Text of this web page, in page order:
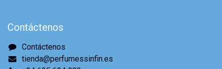
Contáctenos
Contáctenos
tienda@perfumessinfin.es